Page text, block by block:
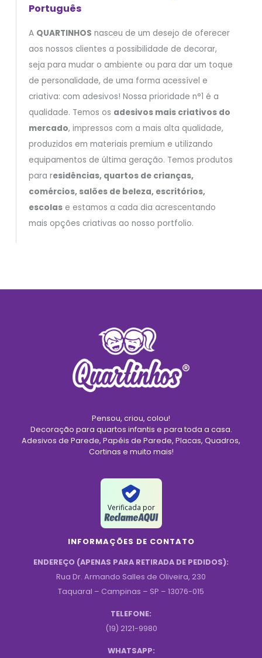
Português
A QUARTINHOS nasceu de um desejo de oferecer
aos nossos clientes a possibilidade de decorar,
seja para mudar o ambiente ou para dar um toque
de personalidade, de uma forma acessível e
criativa: com adesivos! Nossa prioridade n°1 é a
qualidade. Temos os adesivos mais criativos do
mercado, impressos com a mais alta qualidade,
produzidos em materiais premium e utilizando
equipamentos de última geração. Temos produtos
para residências, quartos de crianças,
comércios, salões de beleza, escritórios,
escolase estamos a cada dia acrescentando
mais opções criativas ao nosso portfolio.
Pensou, criou, colou!
Decoração para quartos infantis e para toda a casa.
Adesivos de Parede, Papéis de Parede, Placas, Quadros,
Cortinas e muito mais!
Verificada por
INFORMAÇÕES DE CONTATO
ENDEREÇO (APENAS PARA RETIRADA DE PEDIDOS):
Rua Dr. Armando Salles de Oliveira, 230
Taquaral – Campinas – SP – 13076-015
TELEFONE:
(19) 2121-9980
WHATSAPP: